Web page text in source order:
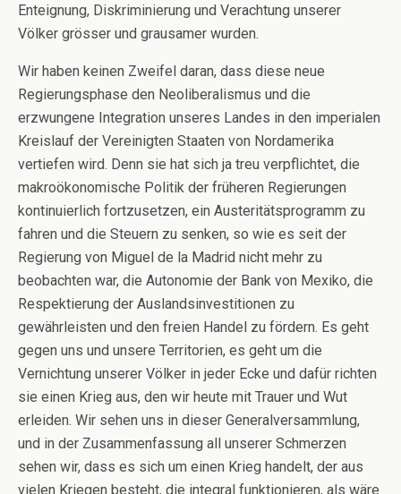
Enteignung, Diskriminierung und Verachtung unserer
Völker grösser und grausamer wurden.
Wir haben keinen Zweifel daran, dass diese neue
Regierungsphase den Neoliberalismus und die
erzwungene Integration unseres Landes in den imperialen
Kreislauf der Vereinigten Staaten von Nordamerika
vertiefen wird. Denn sie hat sich ja treu verpflichtet, die
makroökonomische Politik der früheren Regierungen
kontinuierlich fortzusetzen, ein Austeritätsprogramm zu
fahren und die Steuern zu senken, so wie es seit der
Regierung von Miguel de la Madrid nicht mehr zu
beobachten war, die Autonomie der Bank von Mexiko, die
Respektierung der Auslandsinvestitionen zu
gewährleisten und den freien Handel zu fördern. Es geht
gegen uns und unsere Territorien, es geht um die
Vernichtung unserer Völker in jeder Ecke und dafür richten
sie einen Krieg aus, den wir heute mit Trauer und Wut
erleiden. Wir sehen uns in dieser Generalversammlung,
und in der Zusammenfassung all unserer Schmerzen
sehen wir, dass es sich um einen Krieg handelt, der aus
vielen Kriegen besteht, die integral funktionieren, als wäre